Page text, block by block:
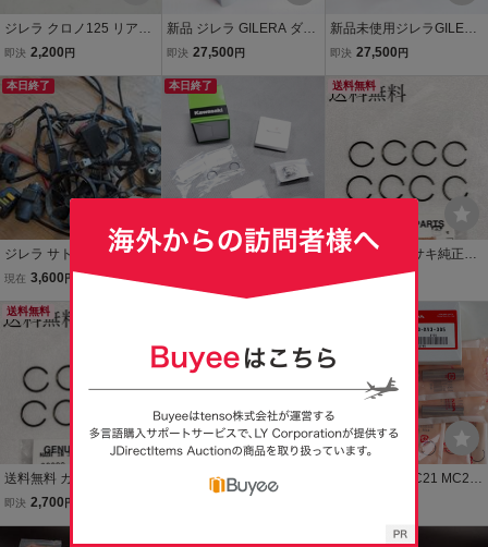
ジレラ クロノ125 リアサ
ス サスペンション gilera
バー ピアジオジレラNSR
TZR
即決 2,200 円
新品 ジレラ GILERA ダコ
タ350 DAKOTA純正シリ
ピン クリップ 腰上エンジ
ン部品 328416 サトルノ3
50 NH01
即決 27,500 円
新品未使用ジレラGILERA
サトルノ サトゥルノ350
ンダーヘッド ヘッドカバ
ー腰上エンジン部品980.3
即決 27,500 円
本日終了
ジレラ サトゥルノ350
メインハーネス Gilera
現在 3,600 円
本日終了
●新品●KDX125SR カワサ
＞ ピストンリング ピスト
送料無料
送料無料 カワサキ純正新
品 ゼファー400 ゼファー
ピン クリップ エンジン シ
リンダー コンロッド ゼフ
ァー 377
2,400円
送料無料
送料無料 カワサキ純正新
品 Z400FX Z400GP サー
リップ エンジン シリンダ
即決 2,700 円
12V モンキー/ゴリラ/カ
ブ/DAX 72ｃｃ ボアアッ
■NSR250R MC21 MC28
リップセット ホンダ純正